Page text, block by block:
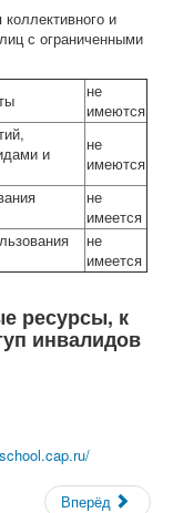
и
с ограниченными
не
имеются
и
не
имеются
не
имеется
не
имеется
ресурсы, к
инвалидов
Вперёд